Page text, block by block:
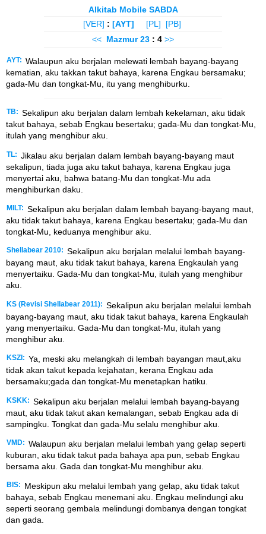
Alkitab Mobile SABDA
[VER] : [AYT] [PL]
[PB]
<< Mazmur 23 : 4 >>
AYT: Walaupun aku berjalan melewati lembah bayang-bayang
kematian, aku takkan takut bahaya, karena Engkau bersamaku;
gada-Mu dan tongkat-Mu, itu yang menghiburku.
TB: Sekalipun aku berjalan dalam lembah kekelaman, aku tidak
takut bahaya, sebab Engkau besertaku; gada-Mu dan tongkat-Mu,
itulah yang menghibur aku.
TL: Jikalau aku berjalan dalam lembah bayang-bayang maut
sekalipun, tiada juga aku takut bahaya, karena Engkau juga
menyertai aku, bahwa batang-Mu dan tongkat-Mu ada
menghiburkan daku.
MILT: Sekalipun aku berjalan dalam lembah bayang-bayang maut,
aku tidak takut bahaya, karena Engkau besertaku; gada-Mu dan
tongkat-Mu, keduanya menghibur aku.
Shellabear 2010: Sekalipun aku berjalan melalui lembah bayang-
bayang maut, aku tidak takut bahaya, karena Engkaulah yang
menyertaiku. Gada-Mu dan tongkat-Mu, itulah yang menghibur
aku.
KS (Revisi Shellabear 2011): Sekalipun aku berjalan melalui lembah
bayang-bayang maut, aku tidak takut bahaya, karena Engkaulah
yang menyertaiku. Gada-Mu dan tongkat-Mu, itulah yang
menghibur aku.
KSZI: Ya, meski aku melangkah di lembah bayangan maut,aku
tidak akan takut kepada kejahatan, kerana Engkau ada
bersamaku;gada dan tongkat-Mu menetapkan hatiku.
KSKK: Sekalipun aku berjalan melalui lembah bayang-bayang
maut, aku tidak takut akan kemalangan, sebab Engkau ada di
sampingku. Tongkat dan gada-Mu selalu menghibur aku.
VMD: Walaupun aku berjalan melalui lembah yang gelap seperti
kuburan, aku tidak takut pada bahaya apa pun, sebab Engkau
bersama aku. Gada dan tongkat-Mu menghibur aku.
BIS:
Meskipun aku melalui lembah yang gelap, aku tidak takut
bahaya, sebab Engkau menemani aku. Engkau melindungi aku
seperti seorang gembala melindungi dombanya dengan tongkat
dan gada.